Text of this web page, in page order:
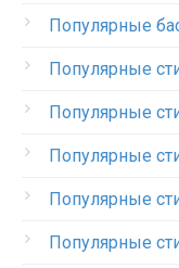
Популярные
Популярные
Популярные
Популярные
Популярные
Популярные